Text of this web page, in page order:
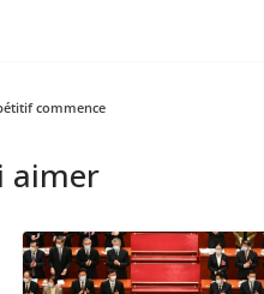
commence
aimer